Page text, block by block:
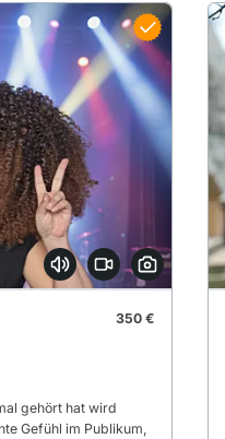
350 €
gehört hat wird
Gefühl im Publikum,